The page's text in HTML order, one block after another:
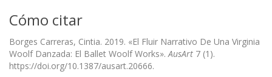
Cómo citar
Borges Carreras, Cintia. 2019. «El Fluir Narrativo De Una Virginia
Woolf Danzada: El Ballet Woolf Works». AusArt 7 (1).
https://doi.org/10.1387/ausart.20666.